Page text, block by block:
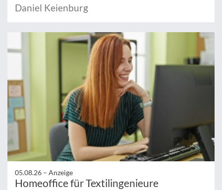
Daniel Keienburg
05.08.26 – Anzeige
Homeoffice für Textilingenieure